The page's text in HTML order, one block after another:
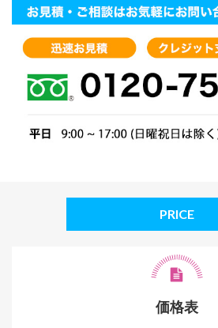
PRICE
価格表